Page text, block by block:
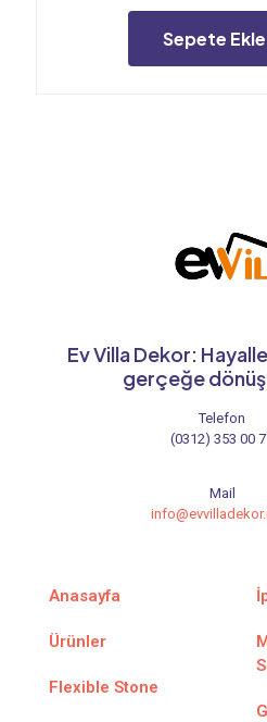
Sepete Ekle
Ev Villa Dekor:
gerçeğe
Telefon
(0312) 353 00
Mail
Anasayfa
Ürünler
Flexible Stone